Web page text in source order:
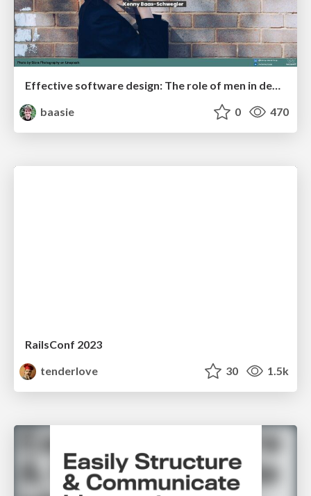
Effective software design: The role of men in debugging patriarchy in IT @ Voxxed Days AMS
baasie
0 470
RailsConf 2023
tenderlove
30 1.5k